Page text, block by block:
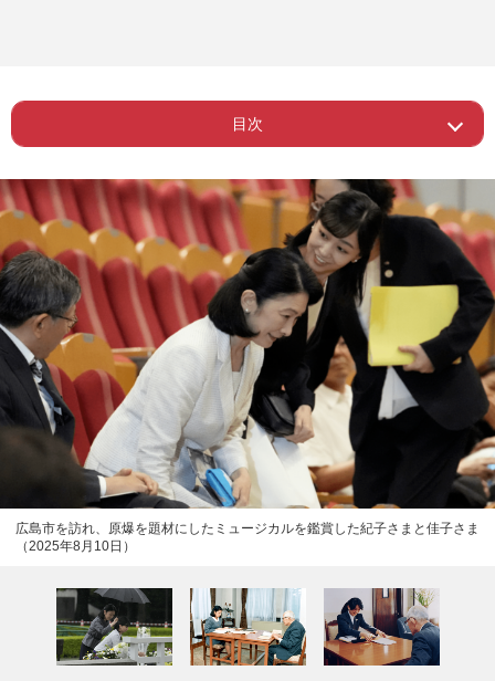
目次
Page 1
ー ミュージカル『PEACE ON YOUR
WINGS』
Page 2 ー 原子爆弾の投下という悲惨な歴史
広島市を訪れ、原爆を題材にしたミュージカルを鑑賞した紀子さまと佳子さま
（2025年8月10日）